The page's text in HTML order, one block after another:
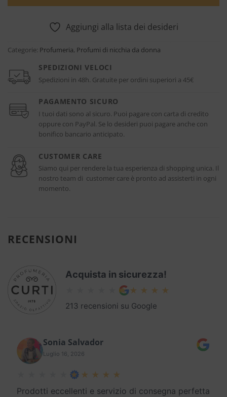
Aggiungi alla lista dei desideri
Categorie: Profumeria, Profumi di nicchia da donna
SPEDIZIONI VELOCI
Spedizioni in 48h. Gratuite per ordini superiori a 45€
PAGAMENTO SICURO
I tuoi dati sono al sicuro. Puoi pagare con carta di credito
oppure con PayPal. Se lo desideri puoi pagare anche con
bonifico bancario anticipato.
CUSTOMER CARE
Siamo qui per rendere la tua esperienza di shopping unica. Il
nostro team di customer care è pronto ad assisterti in ogni
momento.
RECENSIONI
Acquista in sicurezza!
213 recensioni su Google
Sonia Salvador
Luglio 16, 2026
Prodotti eccellenti e servizio di consegna perfetta